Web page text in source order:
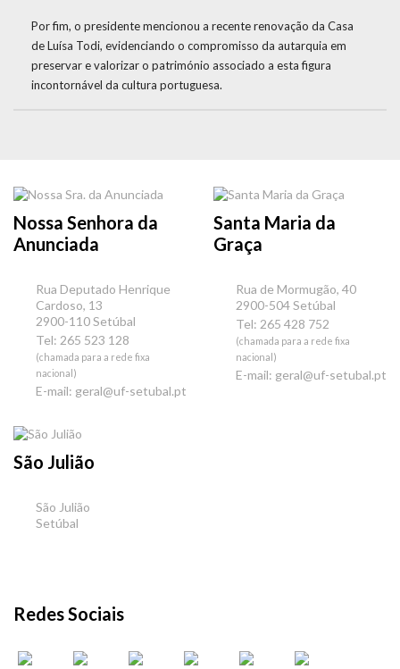
Por fim, o presidente mencionou a recente renovação da Casa
de Luísa Todi, evidenciando o compromisso da autarquia em
preservar e valorizar o património associado a esta figura
incontornável da cultura portuguesa.
Nossa Senhora da
Anunciada
Rua Deputado Henrique
Cardoso, 13
2900-110 Setúbal
Tel: 265 523 128
(chamada para a rede fixa
nacional)
E-mail: geral@uf-setubal.pt
Santa Maria da
Graça
Rua de Mormugão, 40
2900-504 Setúbal
Tel: 265 428 752
(chamada para a rede fixa
nacional)
E-mail: geral@uf-setubal.pt
São Julião
São Julião
Setúbal
Redes Sociais